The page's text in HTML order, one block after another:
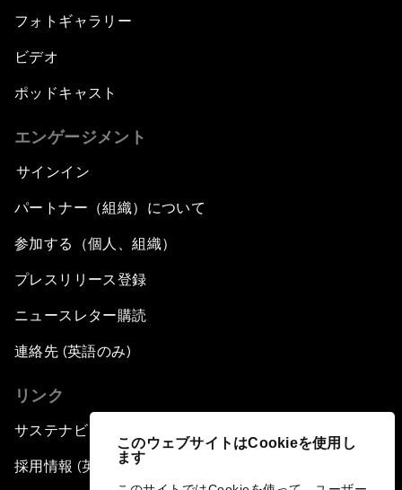
このウェブサイトはCookieを使用し
ます
フォトギャラリー
ビデオ
ポッドキャスト
エンゲージメント
サインイン
パートナー（組織）について
参加する（個人、組織）
プレスリリース登録
ニュースレター購読
連絡先 (英語のみ)
リンク
サステナビリティへの取り組み
採用情報 (英語のみ)